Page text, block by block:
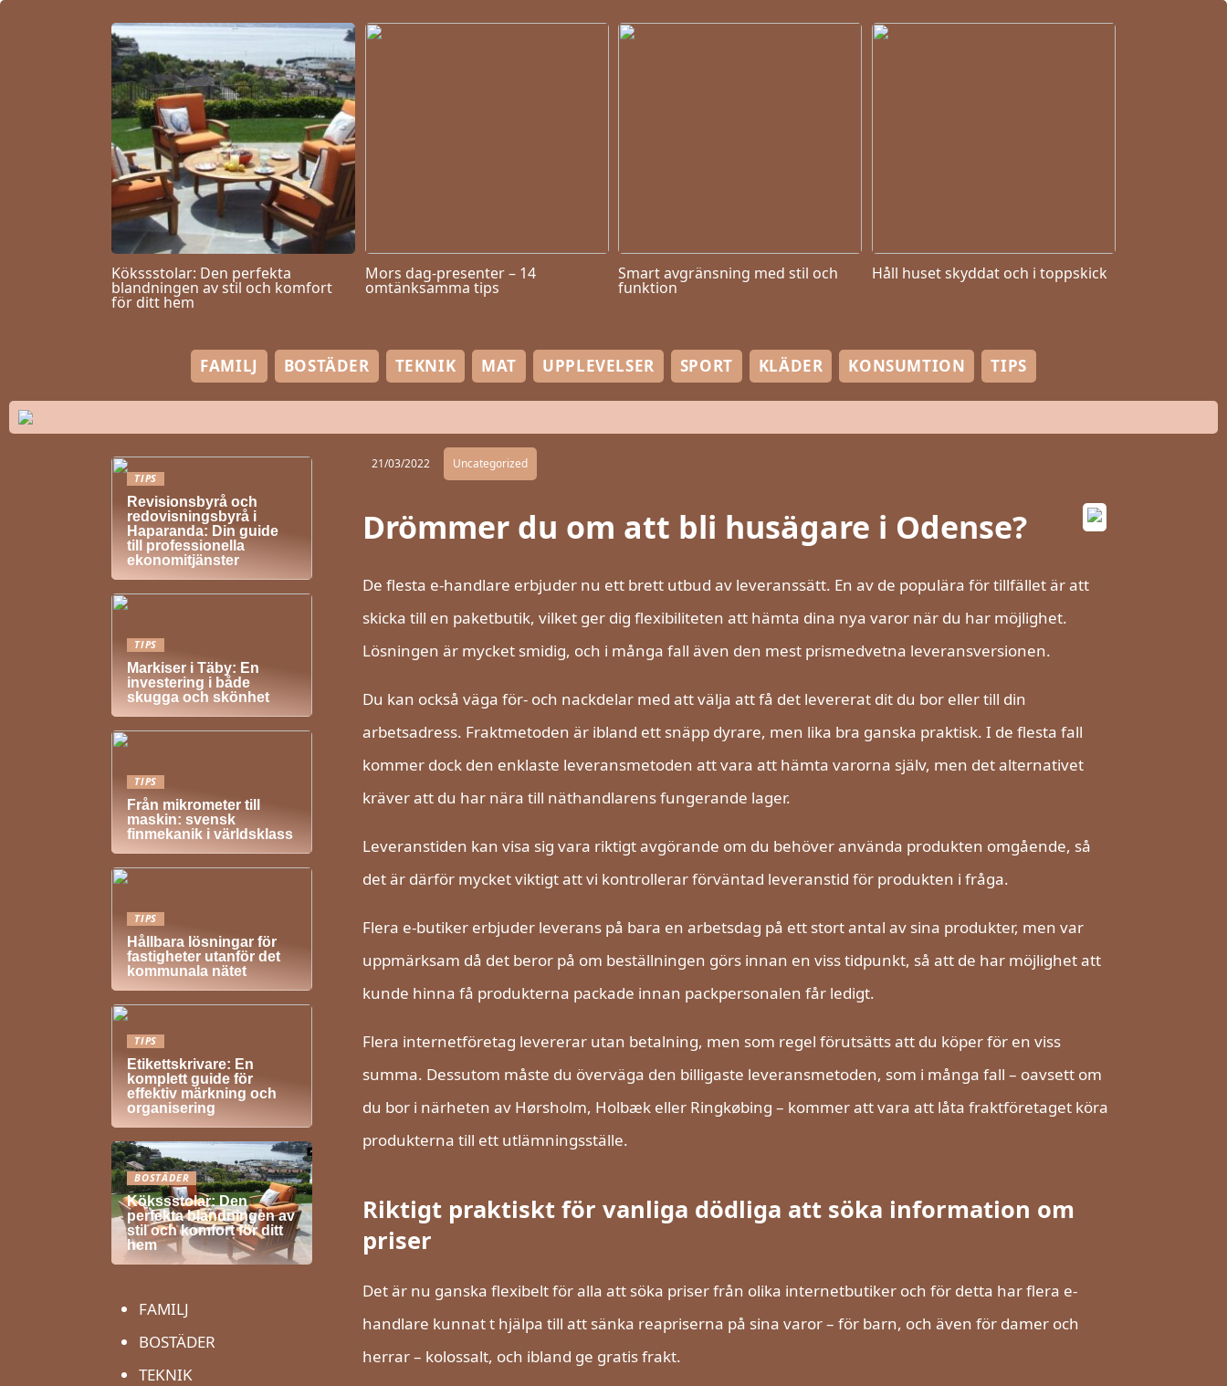
Kökssstolar: Den perfekta
blandningen av stil och komfort
för ditt hem
Mors dag-presenter – 14
omtänksamma tips
Smart avgränsning med stil och
funktion
Håll huset skyddat och i toppskick
FAMILJ BOSTÄDER TEKNIK MAT UPPLEVELSER SPORT KLÄDER KONSUMTION TIPS
21/03/2022 Uncategorized
Drömmer du om att bli husägare i Odense?
De flesta e-handlare erbjuder nu ett brett utbud av leveranssätt. En av de populära för tillfället är att
skicka till en paketbutik, vilket ger dig flexibiliteten att hämta dina nya varor när du har möjlighet.
Lösningen är mycket smidig, och i många fall även den mest prismedvetna leveransversionen.
Du kan också väga för- och nackdelar med att välja att få det levererat dit du bor eller till din
arbetsadress. Fraktmetoden är ibland ett snäpp dyrare, men lika bra ganska praktisk. I de flesta fall
kommer dock den enklaste leveransmetoden att vara att hämta varorna själv, men det alternativet
kräver att du har nära till näthandlarens fungerande lager.
Leveranstiden kan visa sig vara riktigt avgörande om du behöver använda produkten omgående, så
det är därför mycket viktigt att vi kontrollerar förväntad leveranstid för produkten i fråga.
Flera e-butiker erbjuder leverans på bara en arbetsdag på ett stort antal av sina produkter, men var
uppmärksam då det beror på om beställningen görs innan en viss tidpunkt, så att de har möjlighet att
kunde hinna få produkterna packade innan packpersonalen får ledigt.
Flera internetföretag levererar utan betalning, men som regel förutsätts att du köper för en viss
summa. Dessutom måste du överväga den billigaste leveransmetoden, som i många fall – oavsett om
du bor i närheten av Hørsholm, Holbæk eller Ringkøbing – kommer att vara att låta fraktföretaget köra
produkterna till ett utlämningsställe.
Riktigt praktiskt för vanliga dödliga att söka information om
priser
Det är nu ganska flexibelt för alla att söka priser från olika internetbutiker och för detta har flera e-
handlare kunnat t hjälpa till att sänka reapriserna på sina varor – för barn, och även för damer och
herrar – kolossalt, och ibland ge gratis frakt.
TIPS
Revisionsbyrå och
redovisningsbyrå i
Haparanda: Din guide
till professionella
ekonomitjänster
TIPS
Markiser i Täby: En
investering i både
skugga och skönhet
TIPS
Från mikrometer till
maskin: svensk
finmekanik i världsklass
TIPS
Hållbara lösningar för
fastigheter utanför det
kommunala nätet
TIPS
Etikettskrivare: En
komplett guide för
effektiv märkning och
organisering
BOSTÄDER
Kökssstolar: Den
perfekta blandningen av
stil och komfort för ditt
hem
FAMILJ
BOSTÄDER
TEKNIK